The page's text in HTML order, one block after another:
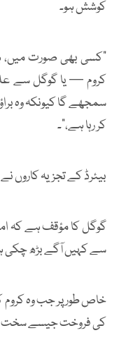
کوشش ہو۔
"کسی بھی صورت میں،
کروم — یا گوگل سے
سمجھے گا کیونکہ وہ
کر رہا ہے،"۔
بیئرڈ کے تجزیہ کاروں نے
گوگل کا مؤقف ہے کہ
سے کہیں آگے بڑھ چکی
خاص طور پر جب وہ کروم
کی فروخت جیسے سخت